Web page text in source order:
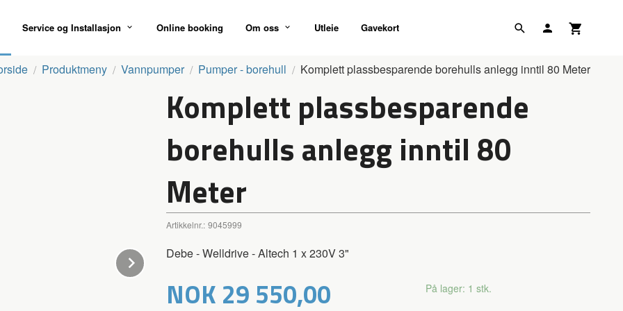
Service og Installasjon Online booking Om oss Utleie Gavekort
Produktmeny Vannpumper Pumper - borehull Komplett plassbesparende borehulls anlegg inntil 80 Meter
Next
Komplett plassbesparende
borehulls anlegg inntil 80
Meter
Artikkelnr.: 9045999
Debe - Welldrive - Altech 1 x 230V 3"
Pris
NOK 29 550,00 På lager: 1 stk.